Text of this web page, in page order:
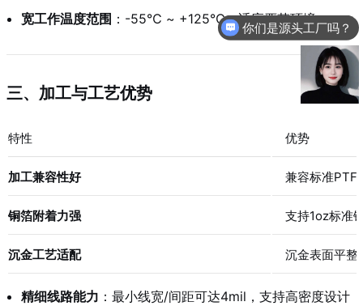
宽工作温度范围 ：-55℃ ~ +125℃，适应严苛环境
三、加工与工艺优势
特性 优势
加工兼容性好 兼容标准
铜箔附着力强 支持1oz标准
沉金工艺适配 沉金表面平整
精细线路能力 ：最小线宽/间距可达4mil，支持高密度设计
你们是源头工厂吗？